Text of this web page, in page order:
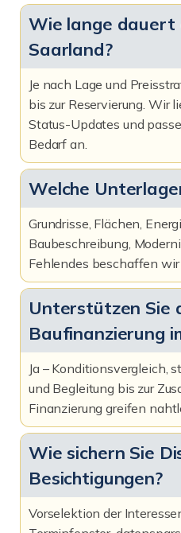
Wie lange dauert
Saarland?
Je nach Lage und
bis zur Reservierung. Wir
Status-Updates und
Bedarf an.
Welche
Grundrisse, Flächen,
Baubeschreibung,
Fehlendes beschaffen
Unterstützen Sie
Baufinanzierung
Ja – Konditionsvergleich,
und Begleitung bis zur
Finanzierung greifen
Wie sichern Sie
Besichtigungen?
Vorselektion der